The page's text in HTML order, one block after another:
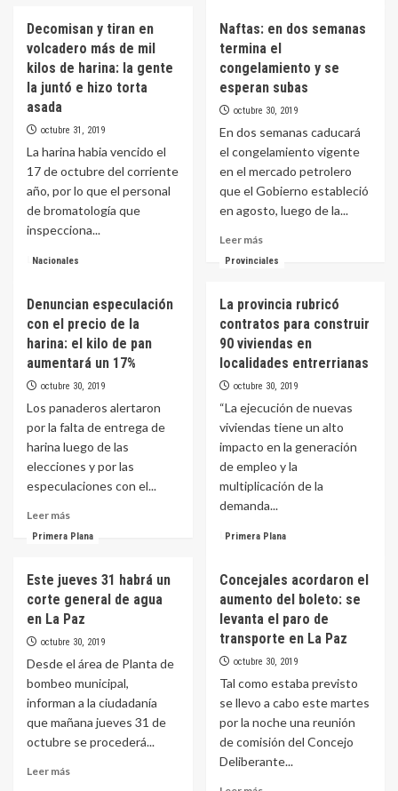
nuevo
gobierno
definitivo:
«Sería
favorable
a
Juntos
el
Cambio
votos»
A
partir
del
viernes
el
boleto
del
colectivo
costará
con
tarjeta
Decomisan y tiran en
volcadero más de mil
kilos de harina: la gente
la juntó e hizo torta
asada
octubre 31, 2019
La harina habia vencido el
17 de octubre del corriente
año, por lo que el personal
de bromatología que
inspecciona...
Leer másLeer
Decomisan
y
tiran
en
más
de
mil
kilos
harina:
la
juntó
hizo
torta
asada
Naftas: en dos semanas
termina el
congelamiento y se
esperan subas
octubre 30, 2019
En dos semanas caducará
el congelamiento vigente
en el mercado petrolero
que el Gobierno estableció
en agosto, luego de la...
Leer másLeer
más
en
dos
semanas
termina
el
congelamiento
y
se
esperan
Nacionales
Denuncian especulación
con el precio de la
harina: el kilo de pan
aumentará un 17%
octubre 30, 2019
Los panaderos alertaron
por la falta de entrega de
harina luego de las
elecciones y por las
especulaciones con el...
Leer más
más
especulación
con
el
de
la
harina:
el
kilo
pan
Provinciales
La provincia rubricó
contratos para construir
90 viviendas en
localidades entrerrianas
octubre 30, 2019
“La ejecución de nuevas
viviendas tiene un alto
impacto en la generación
de empleo y la
multiplicación de la
demanda...
Leer más Leer
La
provincia
rubricó
contratos
construir
90
viviendas
en
localidades
Primera Plana
Este jueves 31 habrá un
corte general de agua
en La Paz
octubre 30, 2019
Desde el área de Planta de
bombeo municipal,
informan a la ciudadanía
que mañana jueves 31 de
octubre se procederá...
Leer más
Primera Plana
Concejales acordaron el
aumento del boleto: se
levanta el paro de
transporte en La Paz
octubre 30, 2019
Tal como estaba previsto
se llevo a cabo este martes
por la noche una reunión
de comisión del Concejo
Deliberante...
Leer